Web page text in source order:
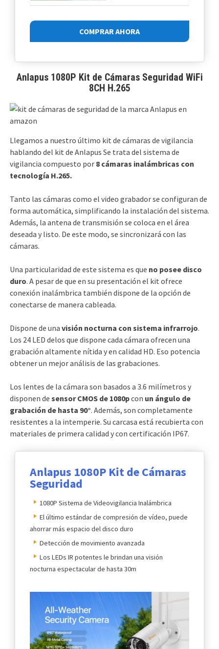
COMPRAR AHORA
Anlapus 1080P Kit de Cámaras Seguridad WiFi
8CH H.265
Llegamos a nuestro último kit de cámaras de vigilancia
hablando del kit de Anlapus Se trata del sistema de
vigilancia compuesto por 8 cámaras inalámbricas con
tecnología H.265.
Tanto las cámaras como el video grabador se configuran de
forma automática, simplificando la instalación del sistema.
Además, la antena de transmisión se coloca en el área
deseada y listo. De este modo, se sincronizará con las
cámaras.
Una particularidad de este sistema es que no posee disco
duro. A pesar de que en su presentación el kit ofrece
conexión inalámbrica también dispone de la opción de
conectarse de manera cableada.
Dispone de una visión nocturna con sistema infrarrojo.
Los 24 LED delos que dispone cada cámara ofrecen una
grabación altamente nítida y en calidad HD. Eso potencia
obtener un mejor análisis de las grabaciones.
Los lentes de la cámara son basados a 3.6 milímetros y
disponen de sensor CMOS de 1080pcon un ángulo de
grabación de hasta 90°. Además, son completamente
resistentes a la intemperie. Su carcasa está recubierta con
materiales de primera calidad y con certificación IP67.
Anlapus 1080P Kit de Cámaras
Seguridad
1080P Sistema de Videovigilancia Inalámbrica
El último estándar de compresión de vídeo, puede
ahorrar más espacio del disco duro
Detección de movimiento avanzada
Los LEDs IR potentes le brindan una visión
nocturna espectacular de hasta 30m